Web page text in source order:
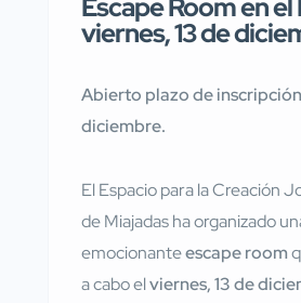
Escape Room en el
viernes, 13 de
Abierto plazo de inscripción
diciembre.
El Espacio para la Creación
de Miajadas ha organizado
emocionanteescape room
a cabo elviernes, 13 de